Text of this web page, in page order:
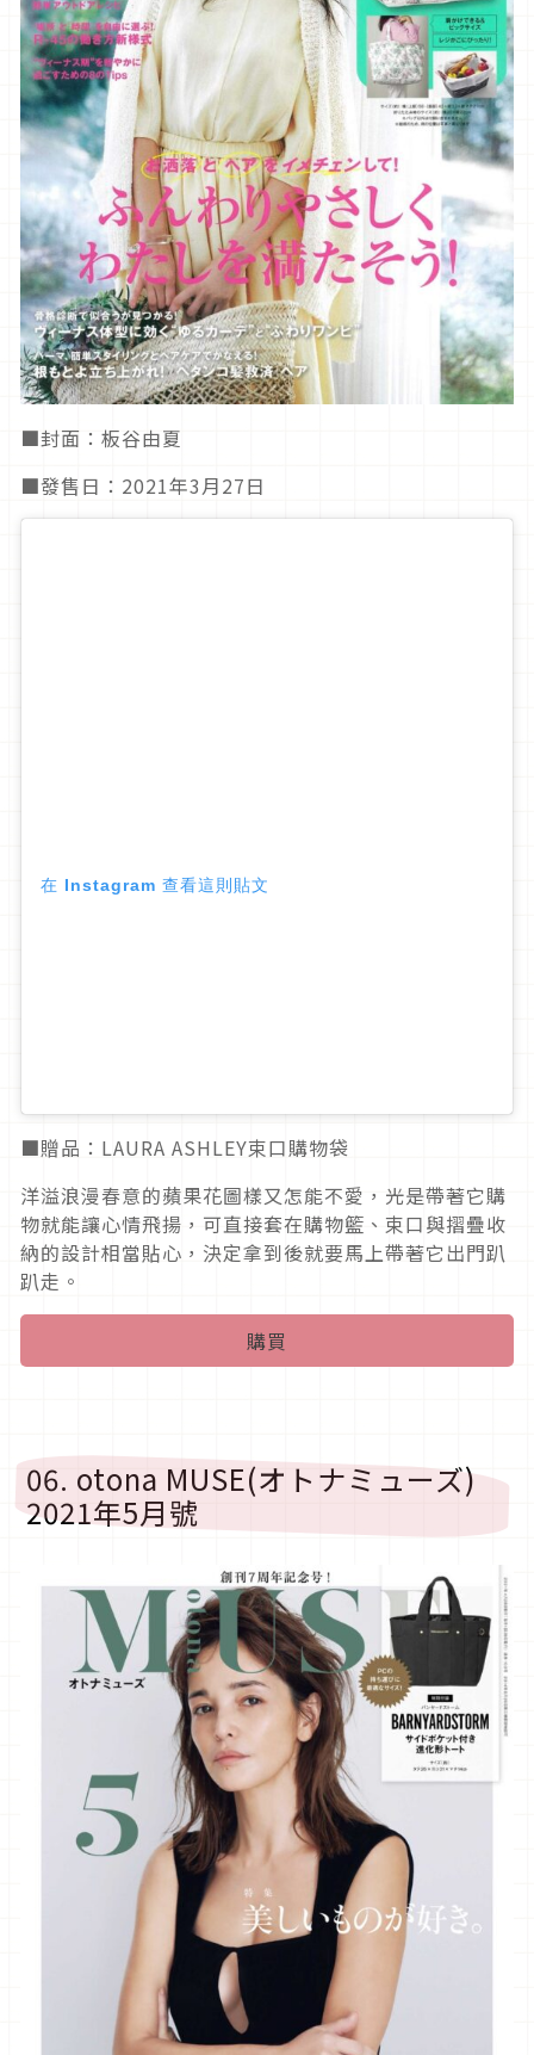
■封面：板谷由夏
■發售日：2021年3月27日
在 Instagram 查看這則貼文
■贈品：LAURA ASHLEY束口購物袋
洋溢浪漫春意的蘋果花圖樣又怎能不愛，光是帶著它購
物就能讓心情飛揚，可直接套在購物籃、束口與摺疊收
納的設計相當貼心，決定拿到後就要馬上帶著它出門趴
趴走。
購買
06. otona MUSE(オトナミューズ)
2021年5月號